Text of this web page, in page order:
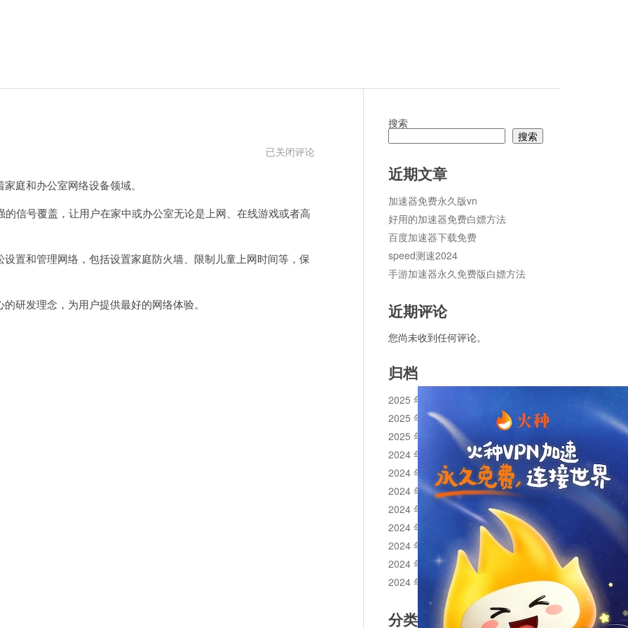
华
后
台
已关闭评论
和办公室网络设备领域。
号覆盖，让用户在家中或办公室无论是上网、在线游戏或者高
和管理网络，包括设置家庭防火墙、限制儿童上网时间等，保
发理念，为用户提供最好的网络体验。
搜索
搜索
近期文章
加速器免费永久版vn
好用的加速器免费白嫖方法
百度加速器下载免费
speed测速2024
手游加速器永久免费版白嫖方法
近期评论
您尚未收到任何评论。
归档
2025 年 11 月
2025 年 10 月
2025 年 1 月
2024 年 12 月
2024 年 11 月
2024 年 10 月
2024 年 9 月
2024 年 8 月
2024 年 7 月
2024 年 6 月
2024 年 5 月
分类目录